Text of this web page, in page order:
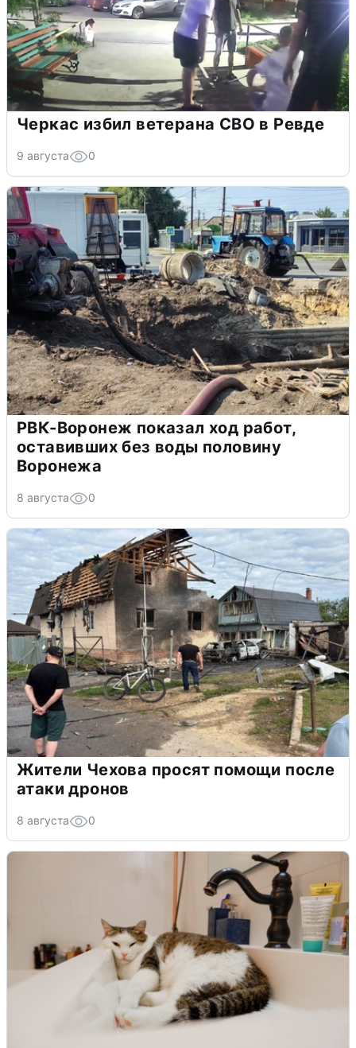
Черкас избил ветерана СВО в Ревде
9 августа 0
РВК-Воронеж показал ход работ,
оставивших без воды половину
Воронежа
8 августа 0
Жители Чехова просят помощи после
атаки дронов
8 августа 0